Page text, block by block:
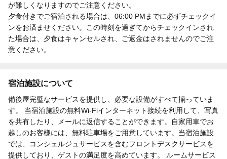
が難しくなりますのでご注意ください。
夕食付きでご宿泊される場合は、06:00 PMまでに必ずチェックイ
ンをお済ませください。この時刻を過ぎてからチェックインされ
た場合は、夕食はキャンセルされ、ご返金はされませんのでご注
意ください。
宿泊施設について
備後屋完璧なサービスを提供し、必要な設備がすべて揃っていま
す。 当宿泊施設の無料Wi-Fiインターネット接続を利用して、写真
を共有したり、メールに返信することができます。自家用車でお
越しのお客様には、無料駐車場をご用意しています。当宿泊施設
では、コンシェルジュサービスを含むフロントデスクサービスを
提供しており、ゲストの満足度を高めています。 ルームサービス